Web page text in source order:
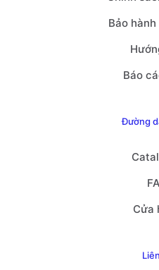
Bảo
Báo
Đường
Cửa